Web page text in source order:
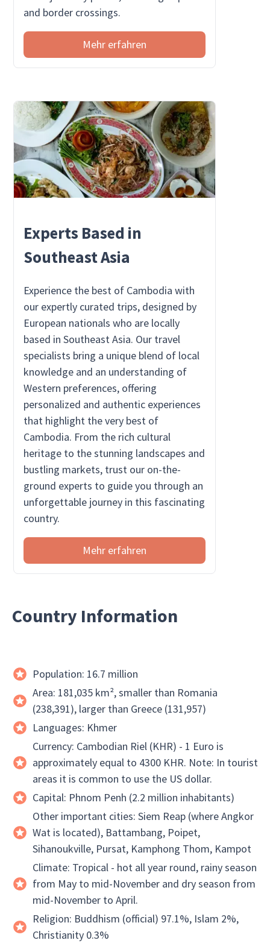
and border crossings.
Mehr erfahren
Experts Based in
Southeast Asia
Experience the best of Cambodia with
our expertly curated trips, designed by
European nationals who are locally
based in Southeast Asia. Our travel
specialists bring a unique blend of local
knowledge and an understanding of
Western preferences, offering
personalized and authentic experiences
that highlight the very best of
Cambodia. From the rich cultural
heritage to the stunning landscapes and
bustling markets, trust our on-the-
ground experts to guide you through an
unforgettable journey in this fascinating
country.
Mehr erfahren
Country Information
Population: 16.7 million
Area: 181,035 km², smaller than Romania
(238,391), larger than Greece (131,957)
Languages: Khmer
Currency: Cambodian Riel (KHR) - 1 Euro is
approximately equal to 4300 KHR. Note: In tourist
areas it is common to use the US dollar.
Capital: Phnom Penh (2.2 million inhabitants)
Other important cities: Siem Reap (where Angkor
Wat is located), Battambang, Poipet,
Sihanoukville, Pursat, Kamphong Thom, Kampot
Climate: Tropical - hot all year round, rainy season
from May to mid-November and dry season from
mid-November to April.
Religion: Buddhism (official) 97.1%, Islam 2%,
Christianity 0.3%